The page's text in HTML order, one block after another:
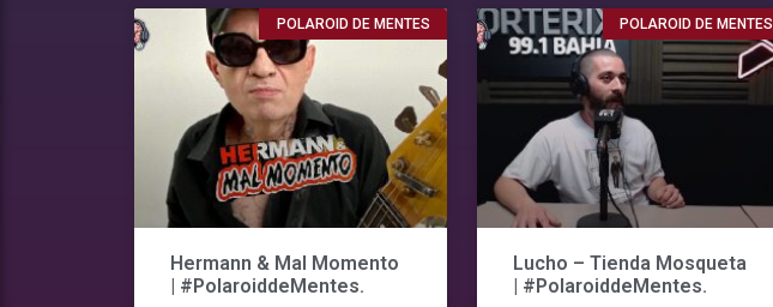
POLAROID DE MENTES
Hermann & Mal Momento
| #PolaroiddeMentes.
POLAROID DE MENTES
Lucho – Tienda Mosqueta
| #PolaroiddeMentes.